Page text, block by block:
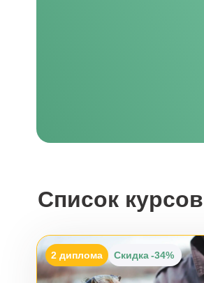
Список курсов
2 диплома Скидка -34%